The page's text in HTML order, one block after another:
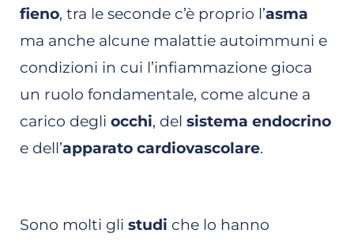
fieno, tra le seconde c’è proprio l’asma
ma anche alcune malattie autoimmuni e
condizioni in cui l’infiammazione gioca
un ruolo fondamentale, come alcune a
carico degli occhi, del sistema endocrino
e dell’apparato cardiovascolare.
Sono molti gli studi che lo hanno